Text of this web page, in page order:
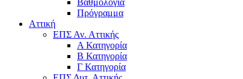
Βαθμολογία
Πρόγραμμα
Αττική
ΕΠΣ Αν. Αττικής
Α Κατηγορία
Β Κατηγορία
Γ Κατηγορία